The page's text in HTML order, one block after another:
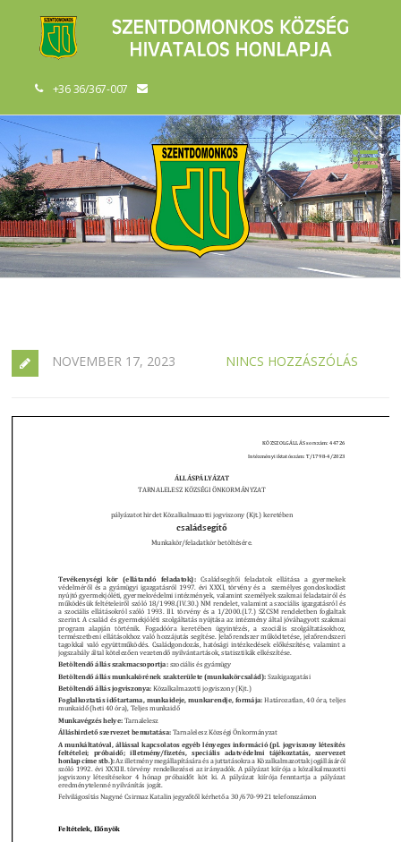
+36 36/367-007
NOVEMBER 17, 2023 NINCS HOZZÁSZÓLÁS